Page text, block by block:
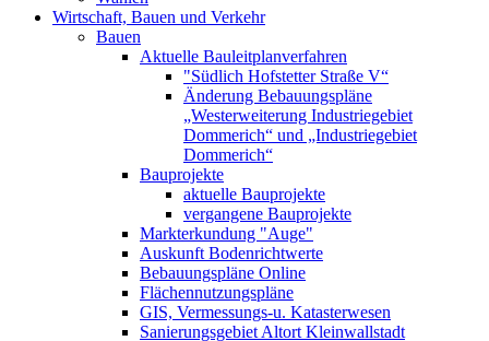
Wirtschaft, Bauen und Verkehr
Bauen
Aktuelle Bauleitplanverfahren
"Südlich Hofstetter Straße V“
Änderung Bebauungspläne
„Westerweiterung Industriegebiet
Dommerich“ und „Industriegebiet
Dommerich“
Bauprojekte
aktuelle Bauprojekte
vergangene Bauprojekte
Markterkundung "Auge"
Auskunft Bodenrichtwerte
Bebauungspläne Online
Flächennutzungspläne
GIS, Vermessungs-u. Katasterwesen
Sanierungsgebiet Altort Kleinwallstadt